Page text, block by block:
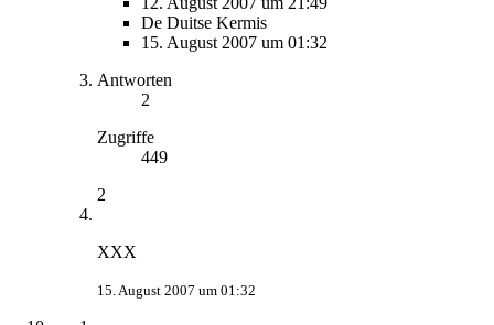
De Duitse Kermis
15. August 2007 um 01:32
Antworten
2
Zugriffe
449
2
XXX
15. August 2007 um 01:32